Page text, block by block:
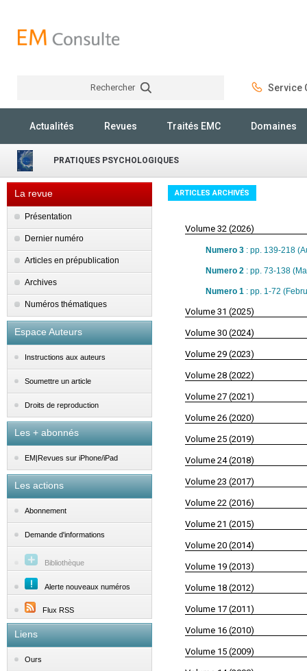
Rechercher Service
Actualités Revues Traités EMC Domaines
PRATIQUES PSYCHOLOGIQUES
La revue
Présentation
Dernier numéro
Articles en prépublication
Archives
Numéros thématiques
Espace Auteurs
Instructions aux auteurs
Soumettre un article
Droits de reproduction
Les + abonnés
EM|Revues sur iPhone/iPad
Les actions
Abonnement
Demande d'informations
Bibliothèque
Alerte nouveaux numéros
Flux RSS
Liens
Ours
ARTICLES ARCHIVÉS
Volume 32 (2026)
Numero 3 : pp. 139-218
Numero 2 : pp. 73-138
Numero 1 : pp. 1-72
Volume 31 (2025)
Volume 30 (2024)
Volume 29 (2023)
Volume 28 (2022)
Volume 27 (2021)
Volume 26 (2020)
Volume 25 (2019)
Volume 24 (2018)
Volume 23 (2017)
Volume 22 (2016)
Volume 21 (2015)
Volume 20 (2014)
Volume 19 (2013)
Volume 18 (2012)
Volume 17 (2011)
Volume 16 (2010)
Volume 15 (2009)